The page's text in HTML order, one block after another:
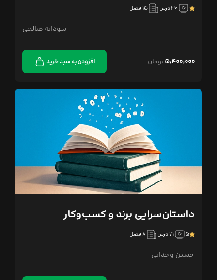
۳۰ درس ۱۵ فصل
سودابه صالحی
۵,۴۰۰,۰۰۰ تومان افزودن به سبد خرید
داستان‌سرایی برند و کسب‌وکار
۵ ۷۱ درس ۸ فصل
حسین وحدانی